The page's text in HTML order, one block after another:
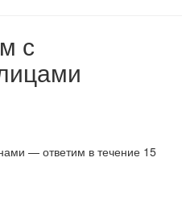
с
— ответим в течение 15